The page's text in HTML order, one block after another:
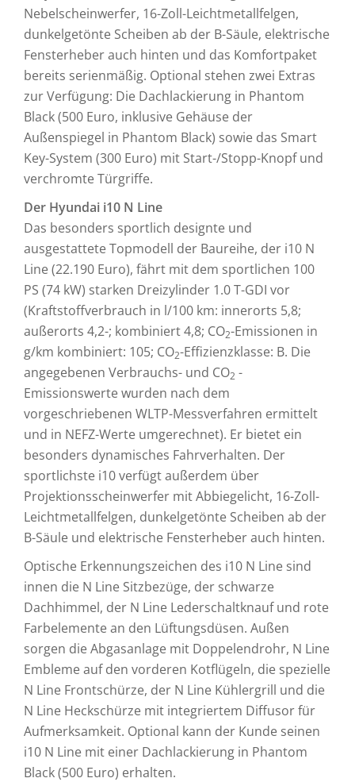
Nebelscheinwerfer, 16-Zoll-Leichtmetallfelgen,
dunkelgetönte Scheiben ab der B-Säule, elektrische
Fensterheber auch hinten und das Komfortpaket
bereits serienmäßig. Optional stehen zwei Extras
zur Verfügung: Die Dachlackierung in Phantom
Black (500 Euro, inklusive Gehäuse der
Außenspiegel in Phantom Black) sowie das Smart
Key-System (300 Euro) mit Start-/Stopp-Knopf und
verchromte Türgriffe.
Der Hyundai i10 N Line
Das besonders sportlich designte und
ausgestattete Topmodell der Baureihe, der i10 N
Line (22.190 Euro), fährt mit dem sportlichen 100
PS (74 kW) starken Dreizylinder 1.0 T-GDI vor
(Kraftstoffverbrauch in l/100 km: innerorts 5,8;
außerorts 4,2-; kombiniert 4,8; CO2-Emissionen in
g/km kombiniert: 105; CO2-Effizienzklasse: B. Die
angegebenen Verbrauchs- und CO2 -
Emissionswerte wurden nach dem
vorgeschriebenen WLTP-Messverfahren ermittelt
und in NEFZ-Werte umgerechnet). Er bietet ein
besonders dynamisches Fahrverhalten. Der
sportlichste i10 verfügt außerdem über
Projektionsscheinwerfer mit Abbiegelicht, 16-Zoll-
Leichtmetallfelgen, dunkelgetönte Scheiben ab der
B-Säule und elektrische Fensterheber auch hinten.
Optische Erkennungszeichen des i10 N Line sind
innen die N Line Sitzbezüge, der schwarze
Dachhimmel, der N Line Lederschaltknauf und rote
Farbelemente an den Lüftungsdüsen. Außen
sorgen die Abgasanlage mit Doppelendrohr, N Line
Embleme auf den vorderen Kotflügeln, die spezielle
N Line Frontschürze, der N Line Kühlergrill und die
N Line Heckschürze mit integriertem Diffusor für
Aufmerksamkeit. Optional kann der Kunde seinen
i10 N Line mit einer Dachlackierung in Phantom
Black (500 Euro) erhalten.